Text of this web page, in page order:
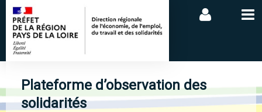
Plateforme d’observation des
solidarités